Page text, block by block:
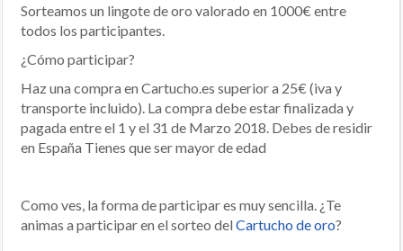
Sorteamos un lingote de oro valorado en 1000€ entre
todos los participantes.
¿Cómo participar?
Haz una compra en Cartucho.es superior a 25€ (iva y
transporte incluido). La compra debe estar finalizada y
pagada entre el 1 y el 31 de Marzo 2018. Debes de residir
en España Tienes que ser mayor de edad
Como ves, la forma de participar es muy sencilla. ¿Te
animas a participar en el sorteo del Cartucho de oro?